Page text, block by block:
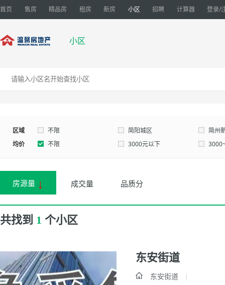
首页 售房 精品房 租房 新房 小区 招聘 计算器 登录/
小区
区域 不限 简阳城区
简州
均价
不限 3000元以下
房源量 ↓ 成交量 品质分
共找到 1 个小区
东安街道
东安街道 |